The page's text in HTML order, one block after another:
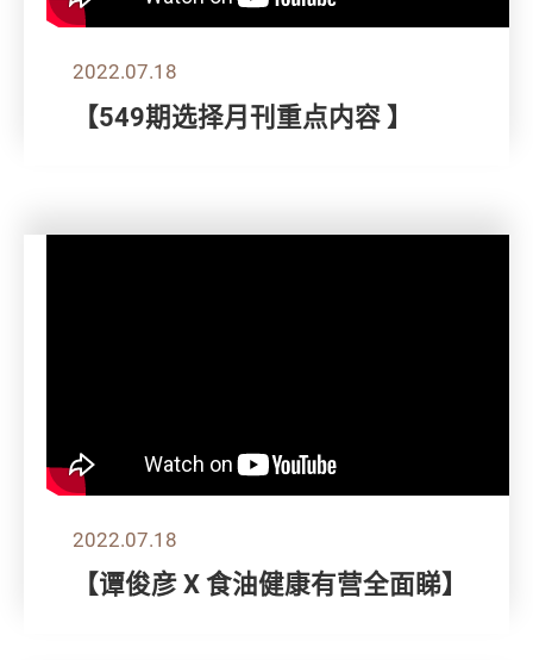
2022.07.18
【549期选择月刊重点内容 】
2022.07.18
【谭俊彦 X 食油健康有营全面睇】